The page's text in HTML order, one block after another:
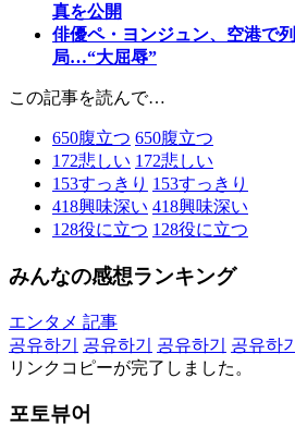
真を公開
俳優ペ・ヨンジュン、空港で
局…“大屈辱”
この記事を読んで…
650腹立つ 650腹立つ
172悲しい 172悲しい
153すっきり 153すっきり
418興味深い 418興味深い
128役に立つ 128役に立つ
みんなの感想ランキング
エンタメ 記事
공유하기
공유하기 공유하기 공유하기
リンクコピーが完了しました。
포토뷰어